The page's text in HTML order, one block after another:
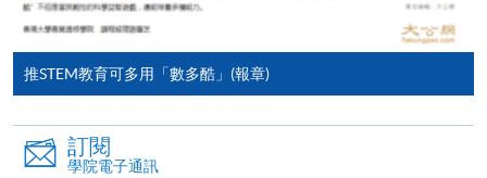
選用網上報名服務必須在已接駁互聯網及支援
JavaScript程式瀏覽器的電腦上進行。建議選用
Google Chrome瀏覽器。
必須重新開始整個申請程序。
網上報名只支援「提早報讀優惠」。如需享用其他
推STEM教育可多用「數多酷」(報章)
訂閱
學院電子通訊